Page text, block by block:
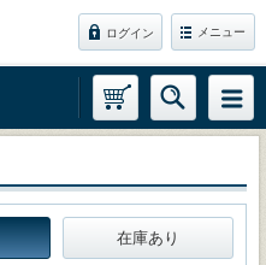
ログイン メニュー
在庫あり